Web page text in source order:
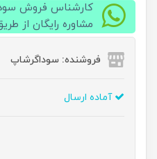
کارشناس فروش
مشاوره رایگان از
فروشنده: سوداگرشاپ
آماده ارسال